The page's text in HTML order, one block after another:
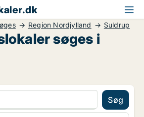
Region Nordjylland Suldrup
søges i
Søg